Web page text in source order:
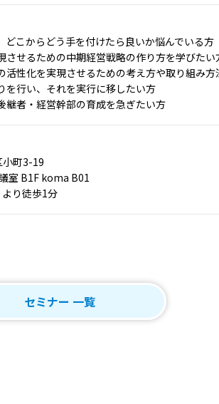
どこからどう手を付けたら良いか悩んでいる方
させるための中期経営戦略の作り方を学びたい
活性化を実現させるための考え方や取り組み
を行い、それを実行に移したい方
継者・経営幹部の育成を急ぎたい方
小町3-19
室 B1F koma B01
り徒歩1分
セミナー 一覧